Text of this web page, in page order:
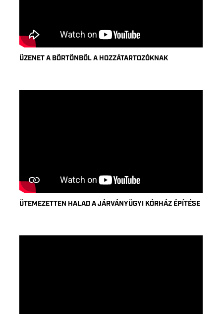
ÜZENET A BÖRTÖNBŐL A HOZZÁTARTOZÓKNAK
ÜTEMEZETTEN HALAD A JÁRVÁNYÜGYI KÓRHÁZ ÉPÍTÉSE